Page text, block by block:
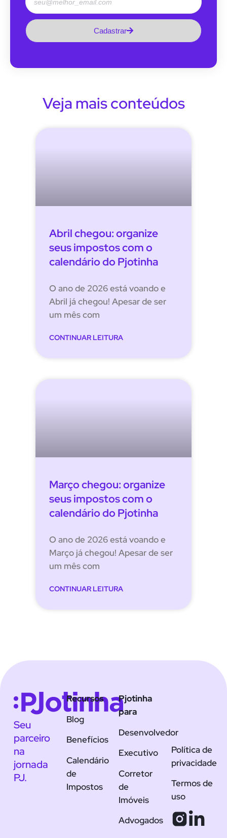
Cadastrar
Veja mais conteúdos
Abril chegou: organize
seus impostos com o
calendário do Pjotinha
O ano de 2026 está voando e
Abril já chegou! Apesar de ser
um mês com
CONTINUAR LEITURA
Março chegou: organize
seus impostos com o
calendário do Pjotinha
O ano de 2026 está voando e
Março já chegou! Apesar de ser
um mês com
CONTINUAR LEITURA
Seu
parceiro
na
jornada
PJ.
Recursos
Blog
Benefícios
Calendário
de
Impostos
Pjotinha
para
Desenvolvedor
Executivo
Corretor
de
Imóveis
Advogados
Política de
privacidade
Termos de
uso